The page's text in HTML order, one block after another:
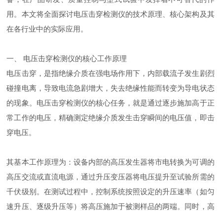
用。本文将全面探讨电压击穿检测仪的技术原理、核心架构及其
在各行业中的实际应用。
一、 电压击穿检测仪的核心工作原理
电压击穿，是指绝缘介质在强电场作用下，内部载流子发生剧烈
碰撞电离，导致电流急剧增大，失去绝缘性能而转变为导电状态
的现象。电压击穿检测仪的核心任务，就是通过逐步施加高于正
常工作的电压，精确测定绝缘介质发生击穿瞬间的电压值，即击
穿电压。
其基本工作原理为：设备内部的高压发生器将市电转换为可调的
高压交流或直流电源，通过升压变压器将电压提升至试验所需的
千伏级别。在测试过程中，控制系统按照设定的升压速率（如匀
速升压、逐级升压等）将高压施加于被测样品的两端。同时，高